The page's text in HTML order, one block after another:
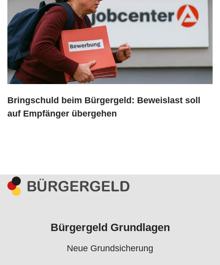
Bringschuld beim Bürgergeld: Beweislast soll
auf Empfänger übergehen
Bürgergeld Grundlagen
Neue Grundsicherung